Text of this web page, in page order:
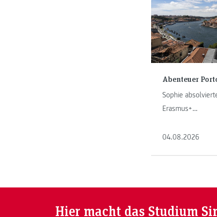
Abenteuer
Sophie
Erasmus+
und erzählt von
04.08.2026
Hier macht das Studium